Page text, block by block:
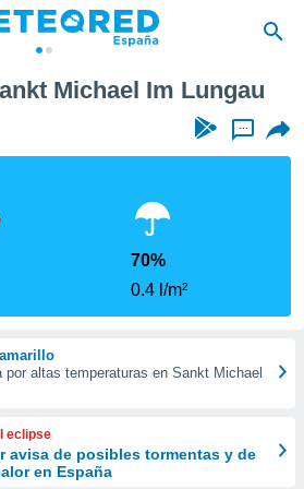
Michael Im Lungau
...
70%
0.4 l/m²
por altas temperaturas en Sankt Michael
eclipse
avisa de posibles tormentas y de
en España